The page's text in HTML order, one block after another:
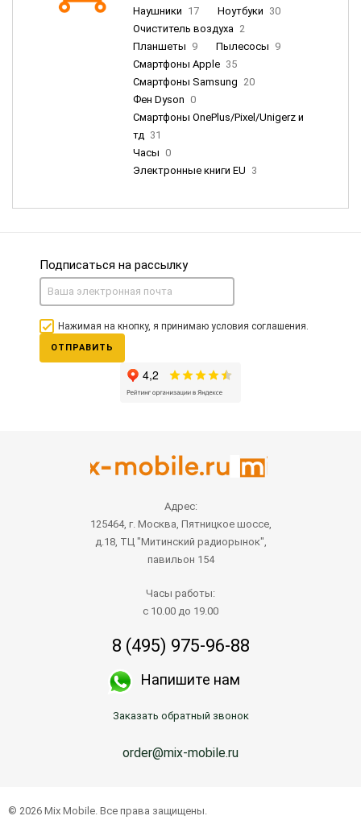
Наушники 17 Ноутбуки 30
Очиститель воздуха 2
Планшеты 9 Пылесосы 9
Смартфоны Apple 35
Смартфоны Samsung 20
Фен Dyson 0
Смартфоны OnePlus/Pixel/Unigerz и
тд 31
Часы 0
Электронные книги EU 3
Подписаться на рассылку
Нажимая на кнопку, я принимаю условия соглашения.
ОТПРАВИТЬ
Адрес:
125464, г. Москва, Пятницкое шоссе,
д.18, ТЦ "Митинский радиорынок",
павильон 154
Часы работы:
с 10.00 до 19.00
8 (495) 975-96-88
Напишите нам
Заказать обратный звонок
order@mix-mobile.ru
© 2026 Mix Mobile. Все права защищены.